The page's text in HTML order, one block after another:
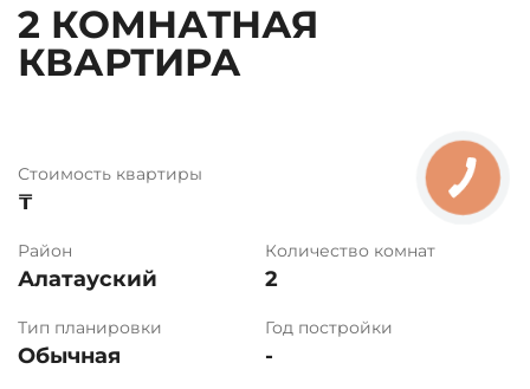
2 КОМНАТНАЯ
КВАРТИРА
Стоимость квартиры
₸
Район
Алатауский
Количество комнат
2
Тип планировки
Обычная
Год постройки
-